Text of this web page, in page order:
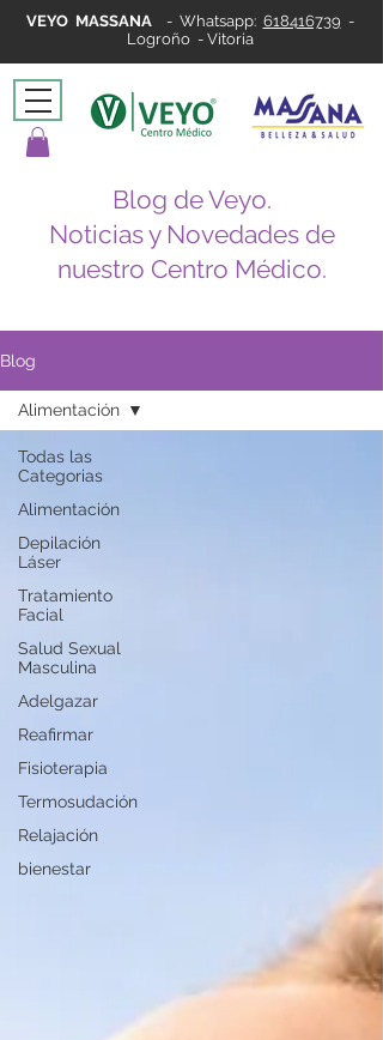
VEYO MASSANA- Whatsapp: 618416739 -
Logroño - Vitoria
Blog de Veyo.
Noticias y Novedades de
nuestro Centro Médico.
Blog
Todas las
Categorias
Alimentación
Depilación
Láser
Tratamiento
Facial
Salud Sexual
Masculina
Adelgazar
Reafirmar
Fisioterapia
Termosudación
Relajación
bienestar
Alimentación